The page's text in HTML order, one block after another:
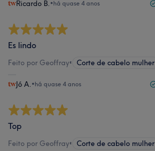
Ricardo B. •há quase 4 anos
Es lindo
Feito por Geoffray• Corte de cabelo mulher
Jó A. •há quase 4 anos
Top
Feito por Geoffray• Corte de cabelo mulher